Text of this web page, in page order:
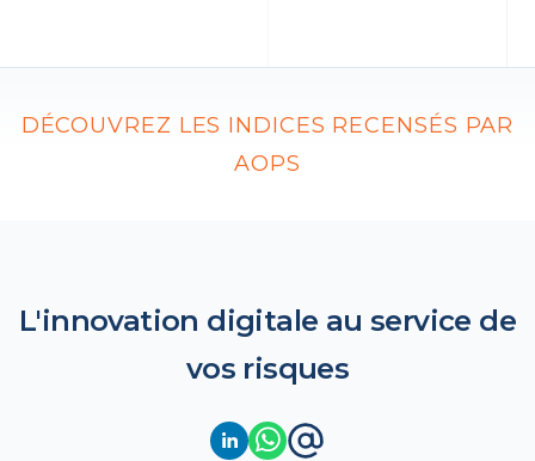
DÉCOUVREZ LES INDICES RECENSÉS PAR
AOPS
L'innovation digitale au service de
vos risques